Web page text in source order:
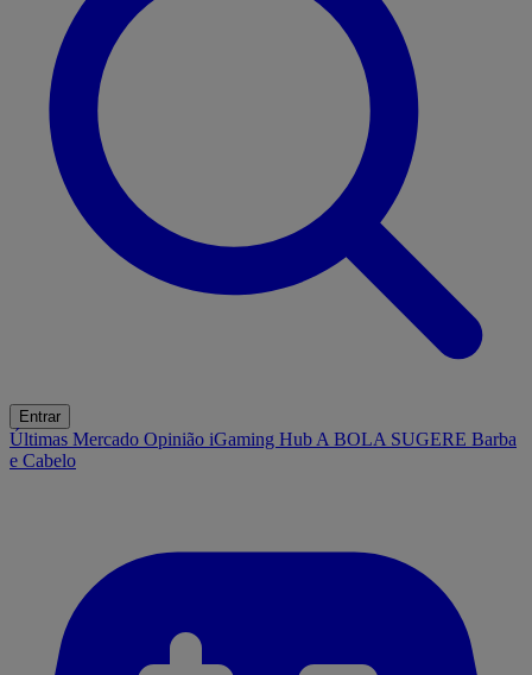
Entrar
Últimas Mercado Opinião iGaming Hub A BOLA SUGERE Barba
e Cabelo